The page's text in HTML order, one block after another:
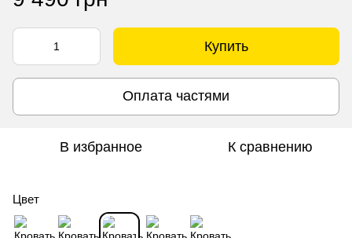
Купить
Оплата частями
В избранное К сравнению
Цвет